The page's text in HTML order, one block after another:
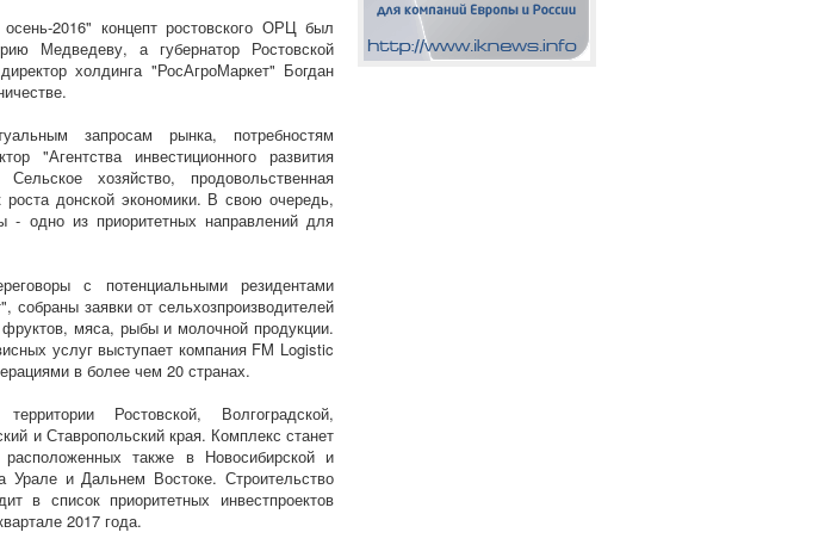
2016" концепт ростовского ОРЦ был
Медведеву, а губернатор Ростовской
холдинга "РосАгроМаркет" Богдан
запросам рынка, потребностям
"Агентства инвестиционного развития
хозяйство, продовольственная
донской экономики. В свою очередь,
- одно из приоритетных направлений для
с потенциальными резидентами
собраны заявки от сельхозпроизводителей
мяса, рыбы и молочной продукции.
услуг выступает компания FM Logistic
в более чем 20 странах.
Ростовской, Волгоградской,
и Ставропольский края. Комплекс станет
также в Новосибирской и
Урале и Дальнем Востоке. Строительство
в список приоритетных инвестпроектов
2017 года.